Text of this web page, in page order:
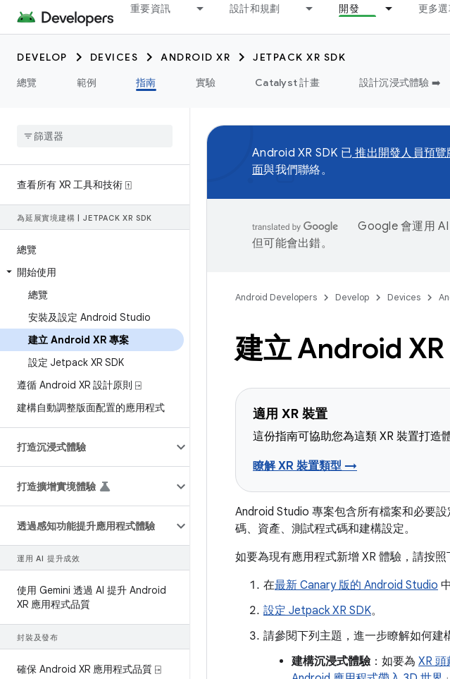
重要資訊 設計和規劃 開發 更多
DEVELOP DEVICES ANDROID XR
JETPACK XR SDK
總覽
範例 指南 實驗 Catalyst 計畫 設計沉浸式體驗 ➡️
查看所有 XR 工具和技術 ⍐
為延展實境建構 JETPACK XR SDK
總覽
開始使用
總覽
安裝及設定 Android Studio
建立 Android XR 專案
設定 Jetpack XR SDK
遵循 Android XR 設計原則 ⍈
建構自動調整版面配置的應用程式
打造沉浸式體驗
打造擴增實境體驗
透過感知功能提升應用程式體驗
運用 AI 提升成效
使用 Gemini 透過 AI 提升 Android
XR 應用程式品質
封裝及發布
確保 Android XR 應用程式品質 ⍈
Android XR SDK 已 推出開發人員預覽
面與我們聯絡。
Google 會運用 AI
但可能會出錯。
Android Developers Develop Devices
建立 Android XR
適用 XR 裝置
這份指南可協助您為這類 XR 裝置打造體
瞭解 XR 裝置類型 →
Android Studio 專案包含所有檔案和必要
碼、資產、測試程式碼和建構設定。
如要為現有應用程式新增 XR 體驗，請按照
在最新 Canary 版的 Android Studio
設定 Jetpack XR SDK。
請參閱下列主題，進一步瞭解如何建
建構沉浸式體驗：如要為 XR